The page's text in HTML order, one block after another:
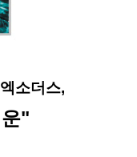
소더스,
"